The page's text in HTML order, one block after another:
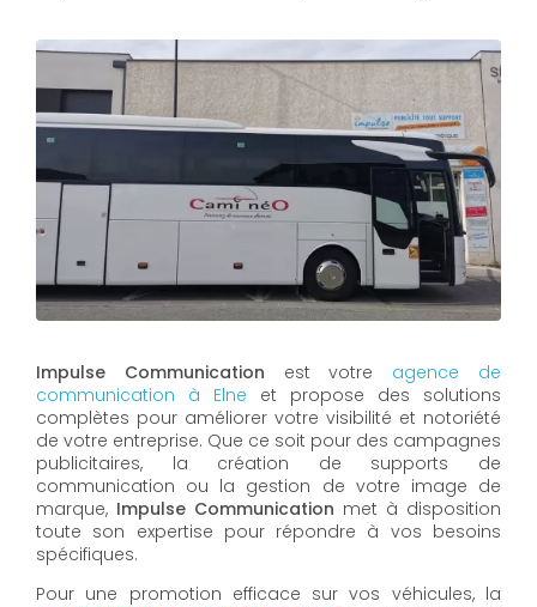
Impulse Communication est votre agence de
communication à Elne et propose des solutions
complètes pour améliorer votre visibilité et notoriété
de votre entreprise. Que ce soit pour des campagnes
publicitaires, la création de supports de
communication ou la gestion de votre image de
marque, Impulse Communication met à disposition
toute son expertise pour répondre à vos besoins
spécifiques.
Pour une promotion efficace sur vos véhicules, la